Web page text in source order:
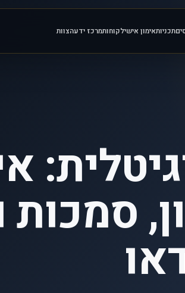
תכניותאימון אישילקוחותמרכז ידעהצוות
סמכות